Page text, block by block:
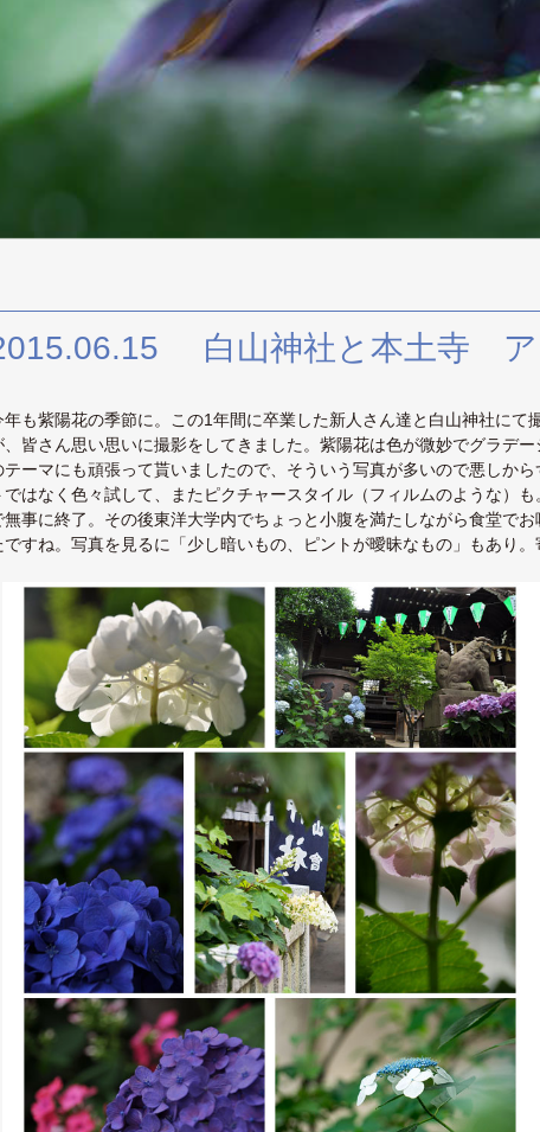
白山神社と本土寺 ア
年も紫陽花の季節に。この1年間に卒業した新人さん達と白山神社に
、皆さん思い思いに撮影をしてきました。紫陽花は色が微妙でグラデ
テーマにも頑張って貰いましたので、そういう写真が多いので悪しか
ではなく色々試して、またピクチャースタイル（フィルムのような）
無事に終了。その後東洋大学内でちょっと小腹を満たしながら食堂で
ですね。写真を見るに「少し暗いもの、ピントが曖昧なもの」もあり